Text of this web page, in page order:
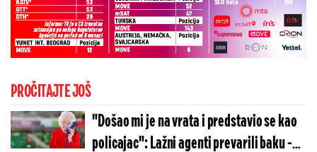
PROČITAJTE JOŠ
"Došao mi je na vrata i predstavio se kao
policajac": Lažni agenti prevarili baku -